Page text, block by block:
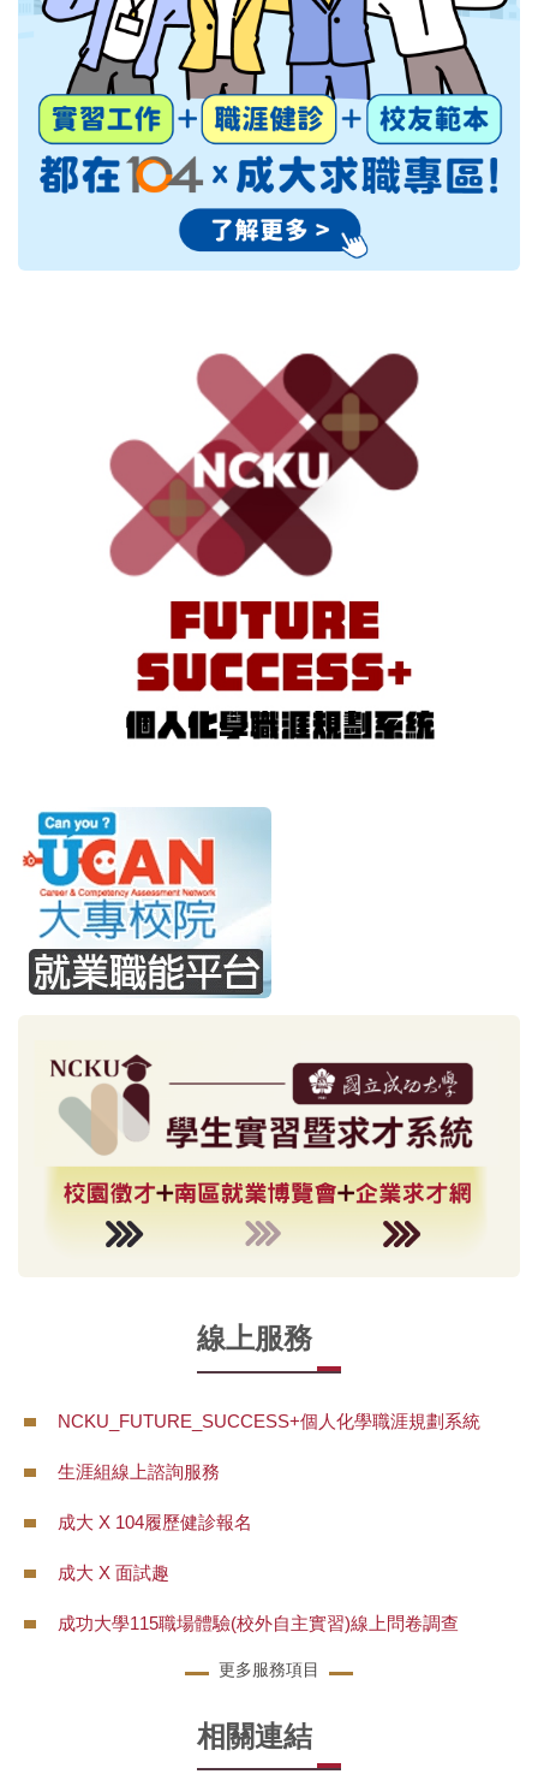
線上服務
NCKU_FUTURE_SUCCESS+個人化學職涯規劃系統
生涯組線上諮詢服務
成大 X 104履歷健診報名
成大 X 面試趣
成功大學115職場體驗(校外自主實習)線上問卷調查
更多服務項目
相關連結